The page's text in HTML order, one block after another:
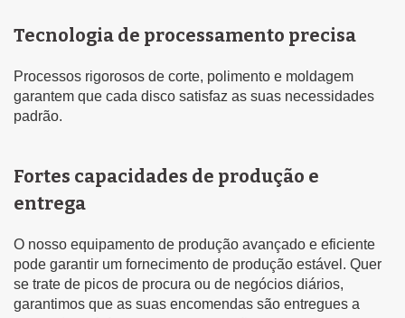
Tecnologia de processamento precisa
Processos rigorosos de corte, polimento e moldagem
garantem que cada disco satisfaz as suas necessidades
padrão.
Fortes capacidades de produção e
entrega
O nosso equipamento de produção avançado e eficiente
pode garantir um fornecimento de produção estável. Quer
se trate de picos de procura ou de negócios diários,
garantimos que as suas encomendas são entregues a